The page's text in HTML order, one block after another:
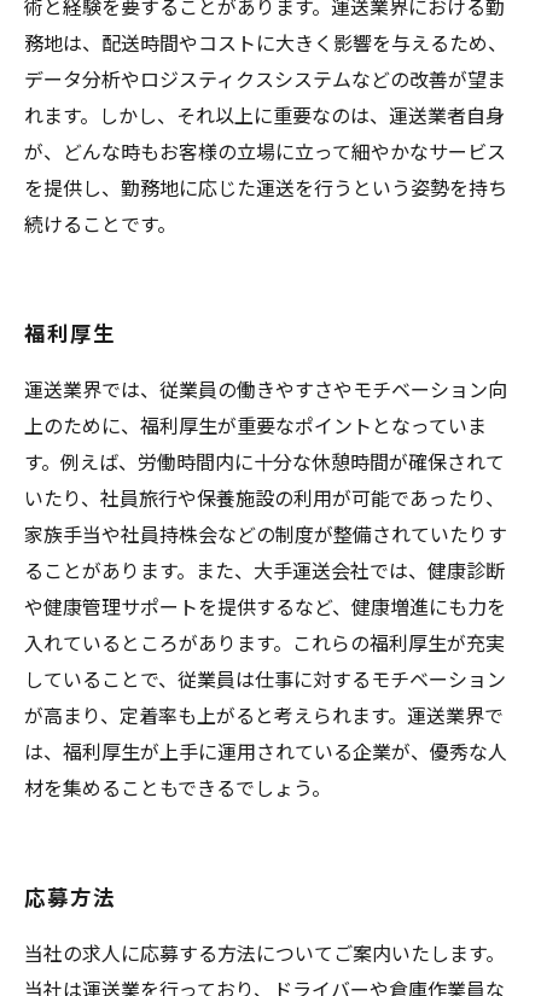
術と経験を要することがあります。運送業界における勤
務地は、配送時間やコストに大きく影響を与えるため、
データ分析やロジスティクスシステムなどの改善が望ま
れます。しかし、それ以上に重要なのは、運送業者自身
が、どんな時もお客様の立場に立って細やかなサービス
を提供し、勤務地に応じた運送を行うという姿勢を持ち
続けることです。
福利厚生
運送業界では、従業員の働きやすさやモチベーション向
上のために、福利厚生が重要なポイントとなっていま
す。例えば、労働時間内に十分な休憩時間が確保されて
いたり、社員旅行や保養施設の利用が可能であったり、
家族手当や社員持株会などの制度が整備されていたりす
ることがあります。また、大手運送会社では、健康診断
や健康管理サポートを提供するなど、健康増進にも力を
入れているところがあります。これらの福利厚生が充実
していることで、従業員は仕事に対するモチベーション
が高まり、定着率も上がると考えられます。運送業界で
は、福利厚生が上手に運用されている企業が、優秀な人
材を集めることもできるでしょう。
応募方法
当社の求人に応募する方法についてご案内いたします。
当社は運送業を行っており、ドライバーや倉庫作業員な